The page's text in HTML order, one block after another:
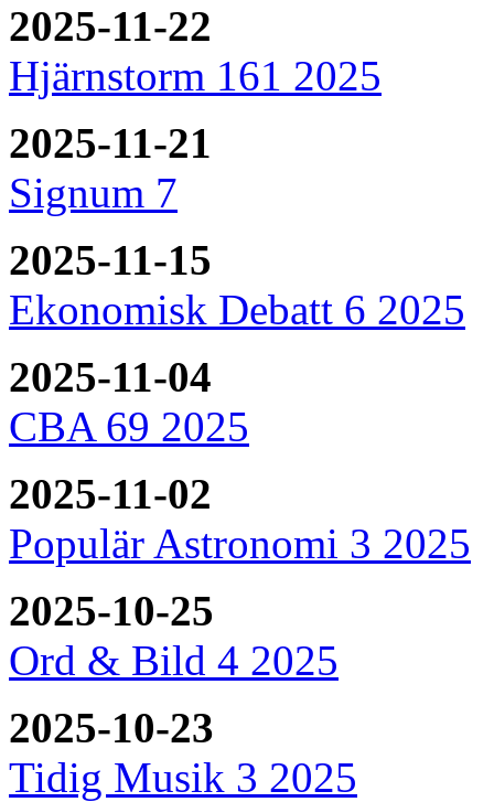
2025-11-22
Hjärnstorm 161 2025
2025-11-21
Signum 7
2025-11-15
Ekonomisk Debatt 6 2025
2025-11-04
CBA 69 2025
2025-11-02
Populär Astronomi 3 2025
2025-10-25
Ord & Bild 4 2025
2025-10-23
Tidig Musik 3 2025